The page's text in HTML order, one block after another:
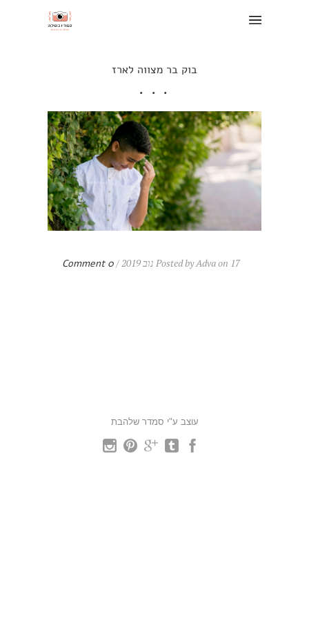
בוק בר מצווה לארז
Posted by Adva on 17 נוב 2019 / 0 Comment
עוצב ע"י סמדר שלהבת